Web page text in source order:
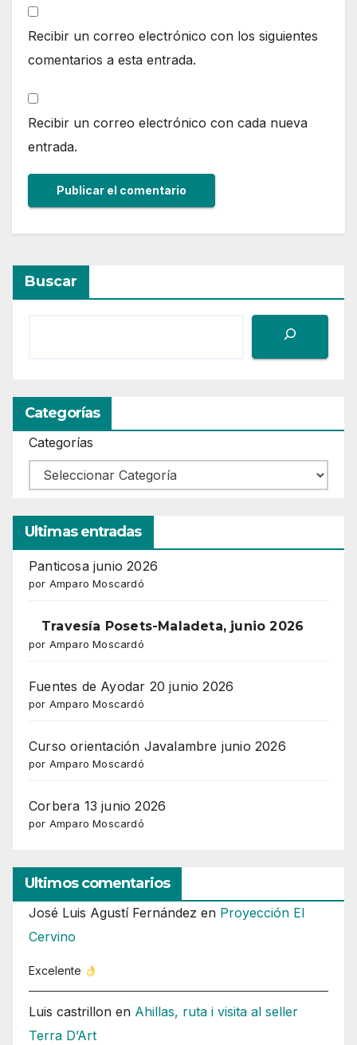
Recibir un correo electrónico con los siguientes
comentarios a esta entrada.
Recibir un correo electrónico con cada nueva
entrada.
Buscar
Categorías
Categorías
Ultimas entradas
Panticosa junio 2026
por Amparo Moscardó
Travesía Posets-Maladeta, junio 2026
por Amparo Moscardó
Fuentes de Ayodar 20 junio 2026
por Amparo Moscardó
Curso orientación Javalambre junio 2026
por Amparo Moscardó
Corbera 13 junio 2026
por Amparo Moscardó
Ultimos comentarios
José Luis Agustí Fernández en Proyección El
Cervino
Excelente
Luis castrillon en Ahillas, ruta i visita al seller
Terra D’Art